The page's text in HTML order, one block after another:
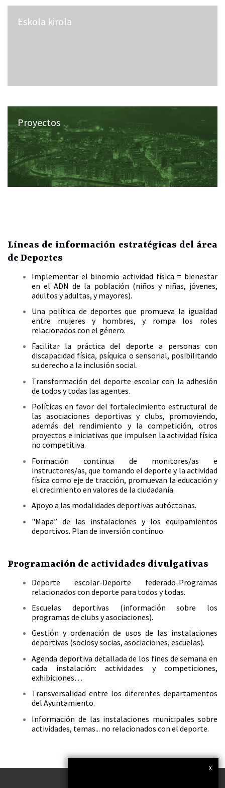
Eskola kirola
Proyectos
Líneas de información estratégicas del área
de Deportes
Implementar el binomio actividad física = bienestar
en el ADN de la población (niños y niñas, jóvenes,
adultos y adultas, y mayores).
Una política de deportes que promueva la igualdad
entre mujeres y hombres, y rompa los roles
relacionados con el género.
Facilitar la práctica del deporte a personas con
discapacidad física, psíquica o sensorial, posibilitando
su derecho a la inclusión social.
Transformación del deporte escolar con la adhesión
de todos y todas las agentes.
Políticas en favor del fortalecimiento estructural de
las asociaciones deportivas y clubs, promoviendo,
además del rendimiento y la competición, otros
proyectos e iniciativas que impulsen la actividad física
no competitiva.
Formación continua de monitores/as e
instructores/as, que tomando el deporte y la actividad
física como eje de tracción, promuevan la educación y
el crecimiento en valores de la ciudadanía.
Apoyo a las modalidades deportivas autóctonas.
"Mapa” de las instalaciones y los equipamientos
deportivos. Plan de inversión continuo.
Programación de actividades divulgativas
Deporte escolar-Deporte federado-Programas
relacionados con deporte para todos y todas.
Escuelas deportivas (información sobre los
programas de clubs y asociaciones).
Gestión y ordenación de usos de las instalaciones
deportivas (sociosy socias, asociaciones, escuelas).
Agenda deportiva detallada de los fines de semana en
cada instalación: actividades y competiciones,
exhibiciones…
Transversalidad entre los diferentes departamentos
del Ayuntamiento.
Información de las instalaciones municipales sobre
actividades, temas... no relacionados con el deporte.
x